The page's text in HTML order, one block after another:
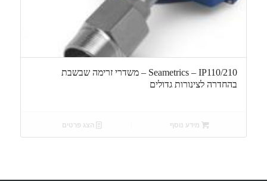
Seametrics – IP110/210 – משדרי זרימה שבשבת
בהחדרה לצינורות גדולים
מידע נוסף הצג פרטים